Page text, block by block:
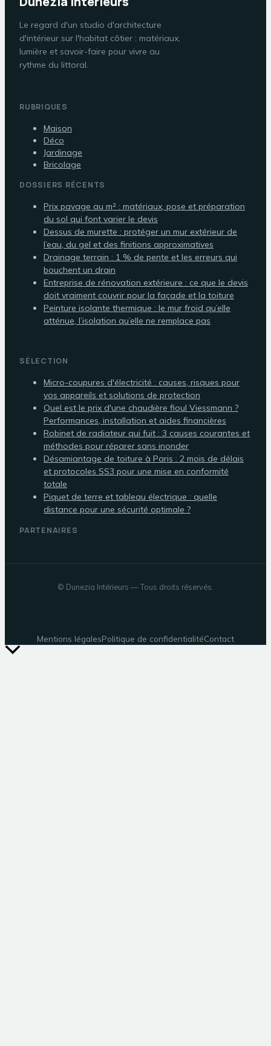
Le regard d'un studio d'architecture
d'intérieur sur l'habitat côtier : matériaux,
lumière et savoir-faire pour vivre au
rythme du littoral.
RUBRIQUES
Maison
Déco
Jardinage
Bricolage
DOSSIERS RÉCENTS
Prix pavage au m² : matériaux, pose et préparation
du sol qui font varier le devis
Dessus de murette : protéger un mur extérieur de
l’eau, du gel et des finitions approximatives
Drainage terrain : 1 % de pente et les erreurs qui
bouchent un drain
Entreprise de rénovation extérieure : ce que le devis
doit vraiment couvrir pour la façade et la toiture
Peinture isolante thermique : le mur froid qu’elle
atténue, l’isolation qu’elle ne remplace pas
SÉLECTION
Micro-coupures d'électricité : causes, risques pour
vos appareils et solutions de protection
Quel est le prix d'une chaudière fioul Viessmann ?
Performances, installation et aides financières
Robinet de radiateur qui fuit : 3 causes courantes et
méthodes pour réparer sans inonder
Désamiantage de toiture à Paris : 2 mois de délais
et protocoles SS3 pour une mise en conformité
totale
Piquet de terre et tableau électrique : quelle
distance pour une sécurité optimale ?
PARTENAIRES
© Dunezia Intérieurs — Tous droits réservés.
Mentions légalesPolitique de confidentialitéContact